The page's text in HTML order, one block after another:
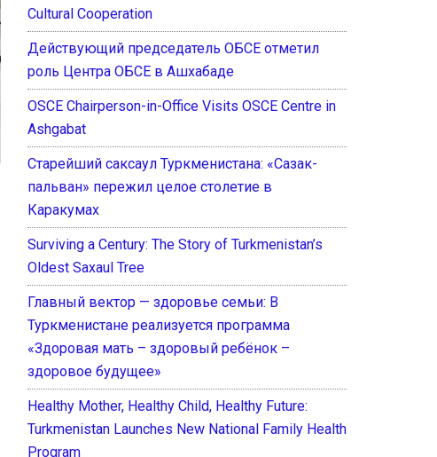
Cultural Cooperation
Действующий председатель ОБСЕ отметил
роль Центра ОБСЕ в Ашхабаде
OSCE Chairperson-in-Office Visits OSCE Centre in
Ashgabat
Старейший саксаул Туркменистана: «Сазак-
пальван» пережил целое столетие в
Каракумах
Surviving a Century: The Story of Turkmenistan’s
Oldest Saxaul Tree
Главный вектор — здоровье семьи: В
Туркменистане реализуется программа
«Здоровая мать – здоровый ребёнок –
здоровое будущее»
Healthy Mother, Healthy Child, Healthy Future:
Turkmenistan Launches New National Family Health
Program